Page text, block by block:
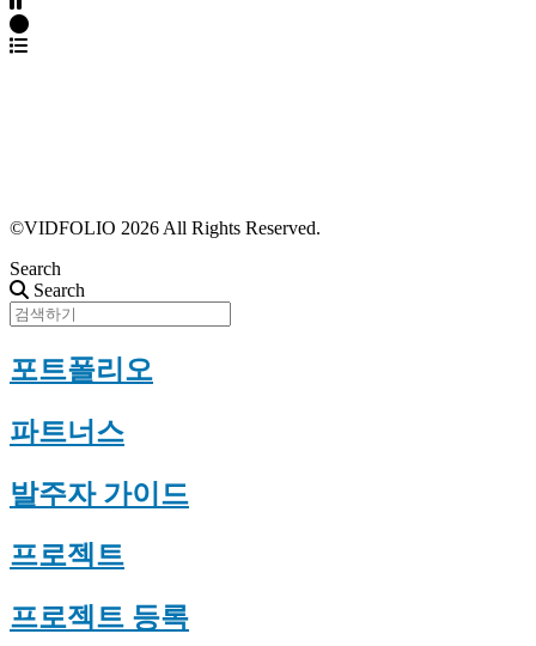
©VIDFOLIO 2026 All Rights Reserved.
Search
Search
포트폴리오
파트너스
발주자 가이드
프로젝트
프로젝트 등록